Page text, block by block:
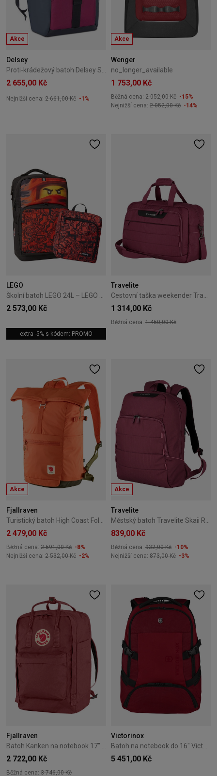
Akce
Delsey
2 655,00 Kč
Nejnižší cena: 2 661,00 Kč -1%
Akce
Wenger
no_longer_available
1 753,00 Kč
Běžná cena: 2 052,00 Kč -15%
Nejnižší cena: 2 052,00 Kč -14%
LEGO
2 573,00 Kč
extra -5% s kódem: PROMO
Travelite
1 314,00 Kč
Běžná cena: 1 460,00 Kč
Akce
Fjallraven
2 479,00 Kč
Běžná cena: 2 691,00 Kč -8%
Nejnižší cena: 2 532,00 Kč -2%
Akce
Travelite
839,00 Kč
Běžná cena: 932,00 Kč -10%
Nejnižší cena: 873,00 Kč -3%
Fjallraven
Batoh Kanken na notebook 17" Fjallraven – Ox Red Nová Verze
2 722,00 Kč
Běžná cena: 3 746,00 Kč
Victorinox
Batoh na notebook do 16" Victorinox VX Sport EVO Deluxe Červený
5 451,00 Kč